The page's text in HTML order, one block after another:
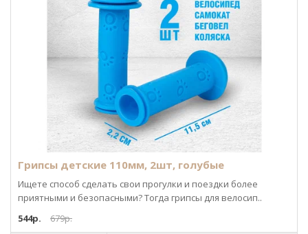
Грипсы детские 110мм, 2шт, голубые
Ищете способ сделать свои прогулки и поездки более
приятными и безопасными? Тогда грипсы для велосип..
544р.
679р.